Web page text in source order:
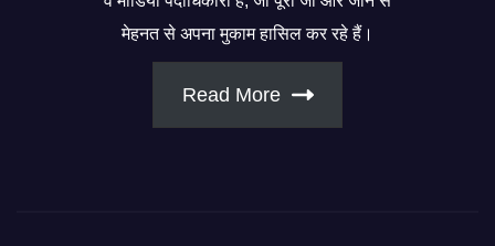
मेहनत से अपना मुकाम हासिल कर रहे हैं।
Read More